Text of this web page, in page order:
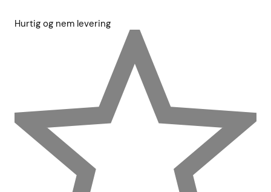
Hurtig og nem levering